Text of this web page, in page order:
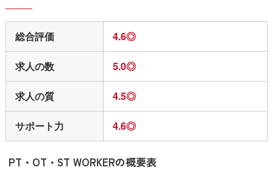
担当の方が丁寧にヒアリングしてくださり、今ま
での経験や持っているスキルから今後のキャリア
についても相談をさせてもらいました。
面接対策や応募書類作成のサポートもしっかり対
応して頂いたので、不安なく本番に臨むことがで
きました。
給料や勤務時間の交渉を代わりにしてもらえたの
も有難かったです。
総合評価 4.6◎
求人の数 5.0◎
求人の質 4.5◎
サポート力 4.6◎
PT・OT・ST WORKERの概要表